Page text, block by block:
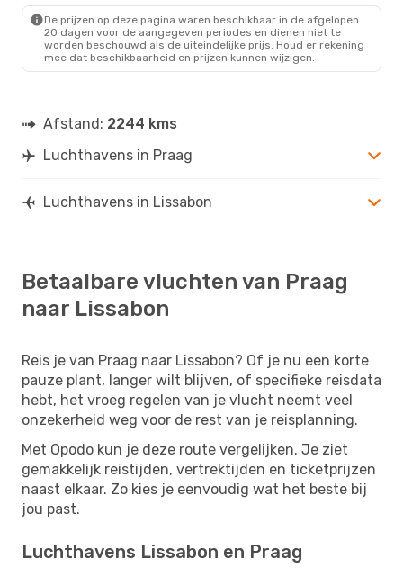
De prijzen op deze pagina waren beschikbaar in de afgelopen
20 dagen voor de aangegeven periodes en dienen niet te
worden beschouwd als de uiteindelijke prijs. Houd er rekening
mee dat beschikbaarheid en prijzen kunnen wijzigen.
Afstand: 2244 kms
Luchthavens in Praag
Luchthavens in Lissabon
Betaalbare vluchten van Praag
naar Lissabon
Reis je van Praag naar Lissabon? Of je nu een korte
pauze plant, langer wilt blijven, of specifieke reisdata
hebt, het vroeg regelen van je vlucht neemt veel
onzekerheid weg voor de rest van je reisplanning.
Met Opodo kun je deze route vergelijken. Je ziet
gemakkelijk reistijden, vertrektijden en ticketprijzen
naast elkaar. Zo kies je eenvoudig wat het beste bij
jou past.
Luchthavens Lissabon en Praag